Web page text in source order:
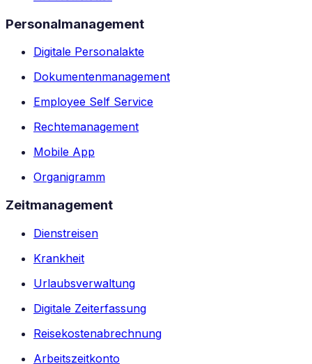
Personalmanagement
Digitale Personalakte
Dokumentenmanagement
Employee Self Service
Rechtemanagement
Mobile App
Organigramm
Zeitmanagement
Dienstreisen
Krankheit
Urlaubsverwaltung
Digitale Zeiterfassung
Reisekostenabrechnung
Arbeitszeitkonto